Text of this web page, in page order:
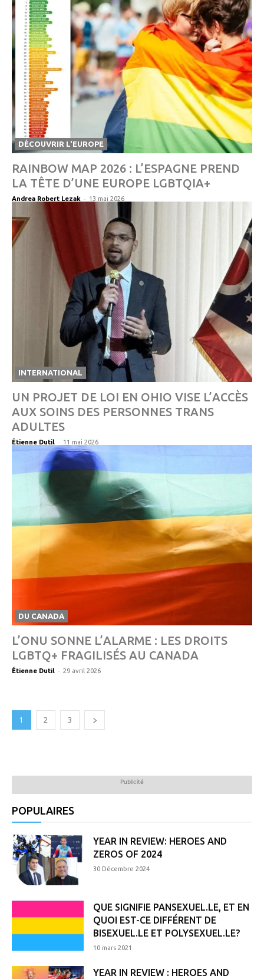
DÉCOUVRIR L'EUROPE
RAINBOW MAP 2026 : L’ESPAGNE PREND
LA TÊTE D’UNE EUROPE LGBTQIA+
Andrea Robert Lezak - 13 mai 2026
INTERNATIONAL
UN PROJET DE LOI EN OHIO VISE L’ACCÈS
AUX SOINS DES PERSONNES TRANS
ADULTES
Étienne Dutil - 11 mai 2026
DU CANADA
L’ONU SONNE L’ALARME : LES DROITS
LGBTQ+ FRAGILISÉS AU CANADA
Étienne Dutil - 29 avril 2026
1 2 3
Publicité
POPULAIRES
YEAR IN REVIEW: HEROES AND
ZEROS OF 2024
30 Décembre 2024
QUE SIGNIFIE PANSEXUEL.LE, ET EN
QUOI EST-CE DIFFÉRENT DE
BISEXUEL.LE ET POLYSEXUEL.LE?
10 mars 2021
YEAR IN REVIEW : HEROES AND